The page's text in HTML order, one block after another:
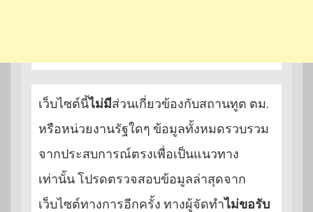
เว็บไซต์นี้ไม่มีส่วนเกี่ยวข้องกับสถานทูต ตม.
หรือหน่วยงานรัฐใดๆ ข้อมูลทั้งหมดรวบรวม
จากประสบการณ์ตรงเพื่อเป็นแนวทาง
เท่านั้น โปรดตรวจสอบข้อมูลล่าสุดจาก
เว็บไซต์ทางการอีกครั้ง ทางผู้จัดทำไม่ขอรับ